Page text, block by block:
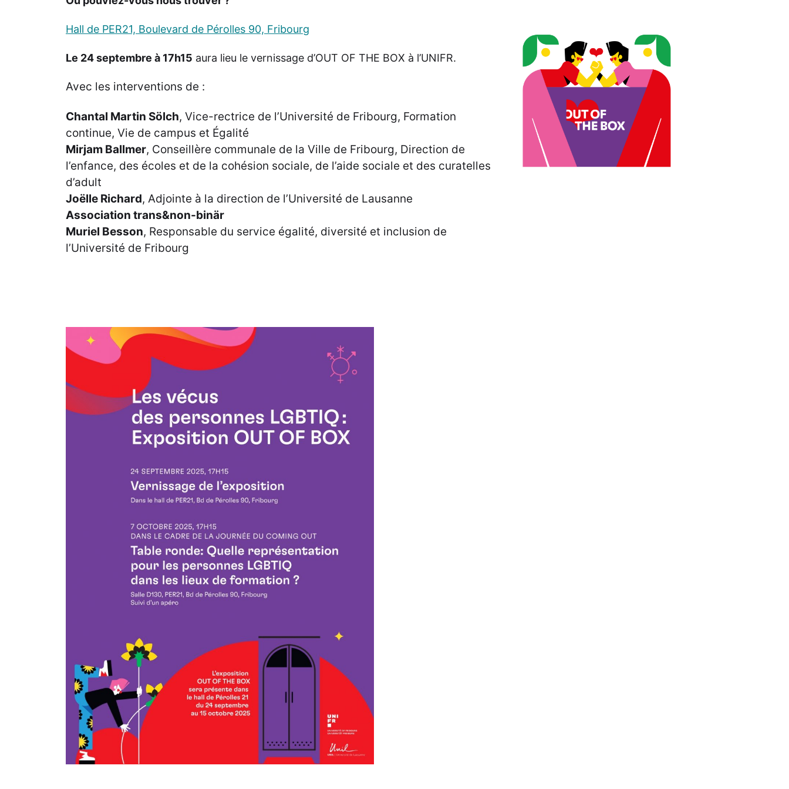
Hall de PER21, Boulevard de Pérolles 90, Fribourg
Le 24 septembre à 17h15 aura lieu le vernissage d’OUT OF THE BOX à l’UNIFR.
Avec les interventions de :
Chantal Martin Sölch, Vice-rectrice de l’Université de Fribourg, Formation
continue, Vie de campus et Égalité
Mirjam Ballmer, Conseillère communale de la Ville de Fribourg, Direction de
l’enfance, des écoles et de la cohésion sociale, de l’aide sociale et des curatelles
d’adult
Joëlle Richard, Adjointe à la direction de l’Université de Lausanne
Association trans&non-binär
Muriel Besson, Responsable du service égalité, diversité et inclusion de
l’Université de Fribourg